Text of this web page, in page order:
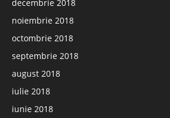
decembrie 2018
noiembrie 2018
octombrie 2018
septembrie 2018
august 2018
iulie 2018
iunie 2018